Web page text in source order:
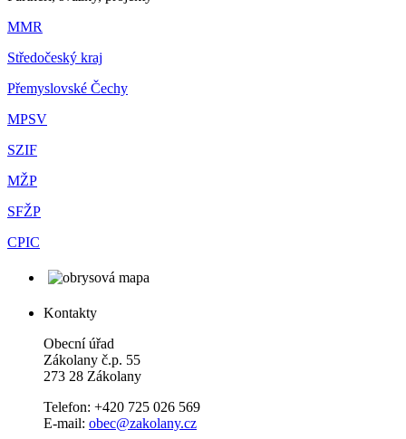
MMR
Středočeský kraj
Přemyslovské Čechy
MPSV
SZIF
MŽP
SFŽP
CPIC
Kontakty
Obecní úřad
Zákolany č.p. 55
273 28 Zákolany
Telefon: +420 725 026 569
E-mail: obec@zakolany.cz